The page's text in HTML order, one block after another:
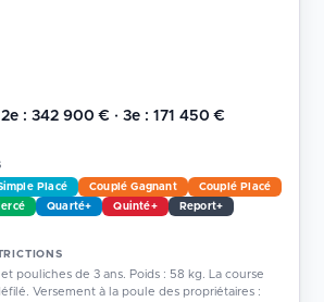
: 342 900 € · 3e : 171 450 €
Placé Couplé Gagnant
Couplé Placé
Quarté+ Quinté+ Report+
pouliches de 3 ans. Poids : 58 kg. La course
Versement à la poule des propriétaires :